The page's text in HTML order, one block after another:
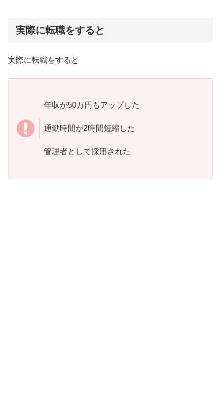
実際に転職をすると
実際に転職をすると
年収が50万円もアップした
通勤時間が2時間短縮した
管理者として採用された